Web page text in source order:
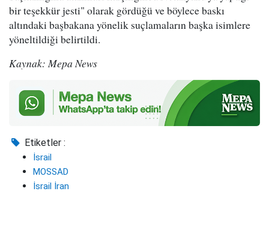
bir teşekkür jesti" olarak gördüğü ve böylece baskı
altındaki başbakana yönelik suçlamaların başka isimlere
yöneltildiği belirtildi.
Kaynak: Mepa News
Etiketler :
İsrail
MOSSAD
İsrail İran